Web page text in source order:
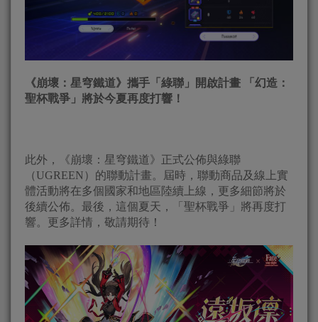
《崩壞：星穹鐵道》攜手「綠聯」開啟計畫 「幻造：
聖杯戰爭」將於今夏再度打響！
此外，《崩壞：星穹鐵道》正式公佈與綠聯
（UGREEN）的聯動計畫。屆時，聯動商品及線上實
體活動將在多個國家和地區陸續上線，更多細節將於
後續公佈。最後，這個夏天，「聖杯戰爭」將再度打
響。更多詳情，敬請期待！